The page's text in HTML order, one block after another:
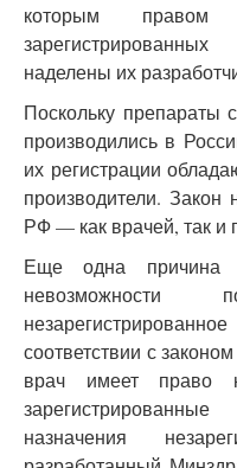
которым правом
наделены их
Поскольку препараты
производились в
их регистрации
производители. Закон
РФ — как врачей, так и
Еще одна причина
соответствии с
врач имеет право
назначения